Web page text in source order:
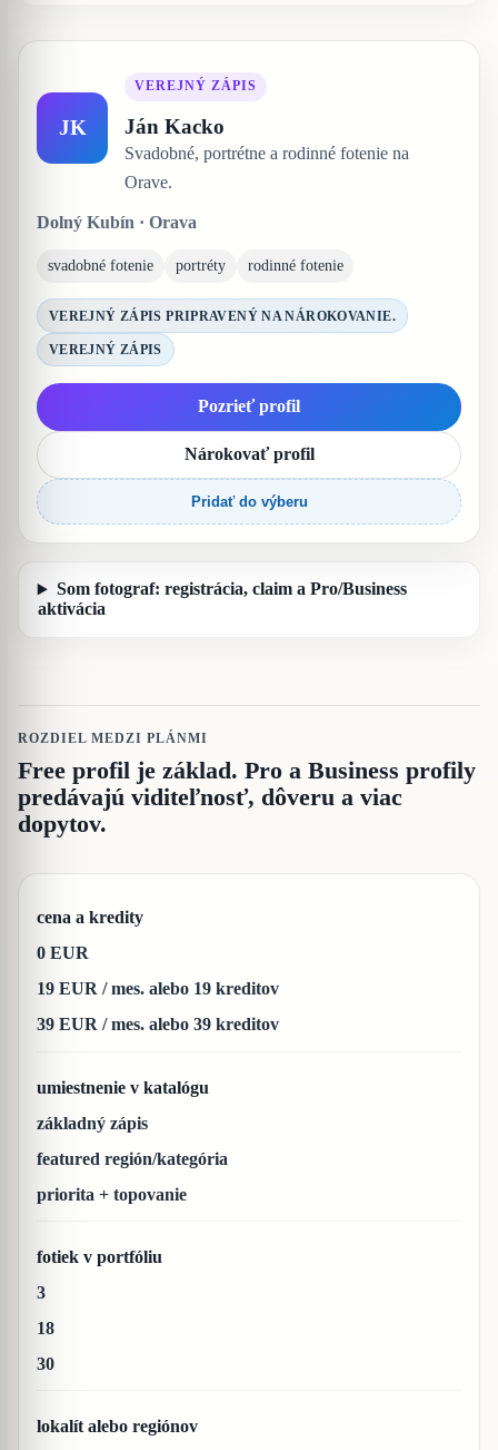
JK
VEREJNÝ ZÁPIS
Ján Kacko
Svadobné, portrétne a rodinné fotenie na
Orave.
Dolný Kubín · Orava
svadobné fotenie portréty rodinné fotenie
VEREJNÝ ZÁPIS PRIPRAVENÝ NA NÁROKOVANIE.
VEREJNÝ ZÁPIS
Pozrieť profil
Nárokovať profil
Pridať do výberu
Som fotograf: registrácia, claim a Pro/Business
aktivácia
ROZDIEL MEDZI PLÁNMI
Free profil je základ. Pro a Business profily
predávajú viditeľnosť, dôveru a viac
dopytov.
cena a kredity
0 EUR
19 EUR / mes. alebo 19 kreditov
39 EUR / mes. alebo 39 kreditov
umiestnenie v katalógu
základný zápis
featured región/kategória
priorita + topovanie
fotiek v portfóliu
3
18
30
lokalít alebo regiónov